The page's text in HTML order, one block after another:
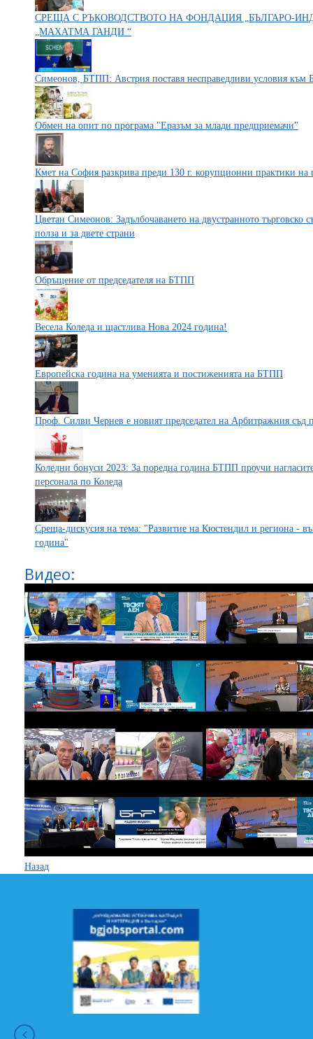
СРЕЩА С РЪКОВОДСТВОТО НА ФОНДАЦИЯ „БЪЛГАРО-
„МАХАТМА ГАНДИ “
Симеонов, БТПП: Австрия поставя несправедливи условия към
Обмен на опит по програма "Еразъм за млади предприемачи"
Кмет на София разкрива преди 130 г. корупционни практики на
Цветан Симеонов: Задълбочаването на двустранното търговско
полза и за двете страни
Обръщение от председателя на БТПП
Весела Коледа и щастлива Нова 2024 година!
Европейска година на уменията и постиженията на БТПП
Проф. Силви Чернев е новият председател на Арбитражния
Коледни бонуси 2023: За поредна година БТПП проучи
персонала по Коледа
Среща-дискусия на тема: "Развитие на Кюстендил и региона -
година"
Видео:
Назад